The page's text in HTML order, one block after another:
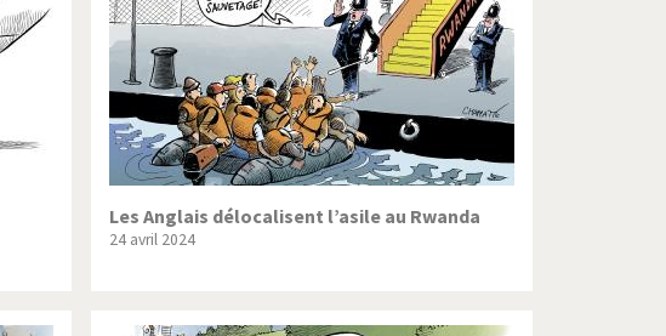
Les Anglais délocalisent l’asile au Rwanda
24 avril 2024